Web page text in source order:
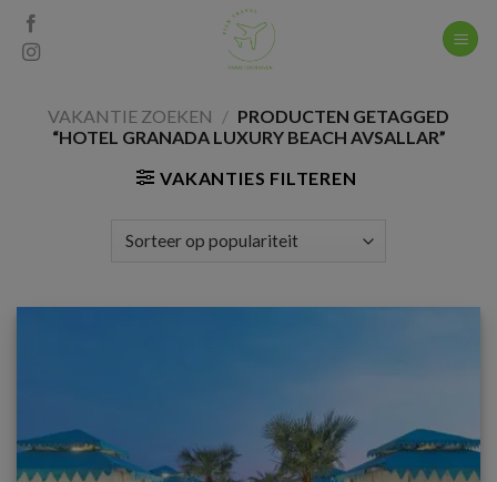
Skip
content
VAKANTIE ZOEKEN / PRODUCTEN GETAGGED
“HOTEL GRANADA LUXURY BEACH AVSALLAR”
VAKANTIES FILTEREN